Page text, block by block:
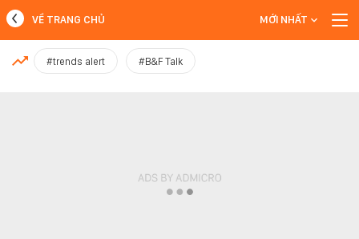
MỚI NHẤT
VỀ TRANG CHỦ MỚI NHẤT
#trends alert #B&F Talk